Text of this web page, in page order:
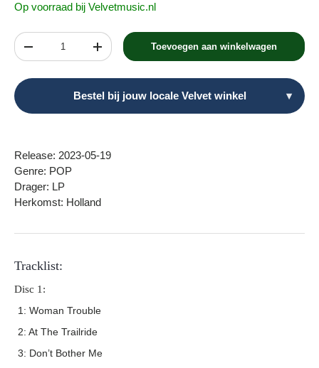
Op voorraad bij Velvetmusic.nl
Aantal
Verlaag de hoeveelheidVerhoog de hoeveelheidToevoegen aan winkelwagen
Bestel bij jouw locale Velvet winkel ▾
Release: 2023-05-19
Genre: POP
Drager: LP
Herkomst: Holland
Tracklist:
Disc 1:
1: Woman Trouble
2: At The Trailride
3: Don’t Bother Me